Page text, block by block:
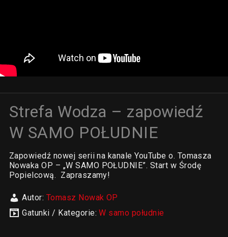
Strefa Wodza – zapowiedź
W SAMO POŁUDNIE
Zapowiedź nowej serii na kanale YouTube o. Tomasza
Nowaka OP – „W SAMO POŁUDNIE”. Start w Środę
Popielcową. Zapraszamy!
Autor: Tomasz Nowak OP
Gatunki / Kategorie:W samo południe